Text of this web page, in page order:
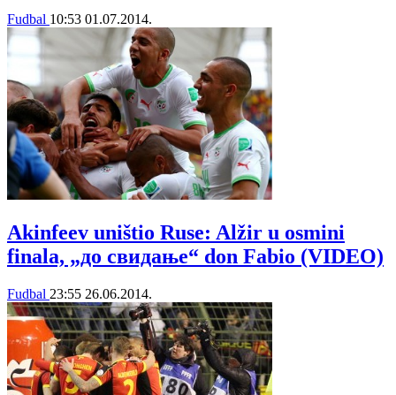
Fudbal 10:53 01.07.2014.
Akinfeev uništio Ruse: Alžir u osmini
finala, „до свидање“ don Fabio (VIDEO)
Fudbal 23:55 26.06.2014.